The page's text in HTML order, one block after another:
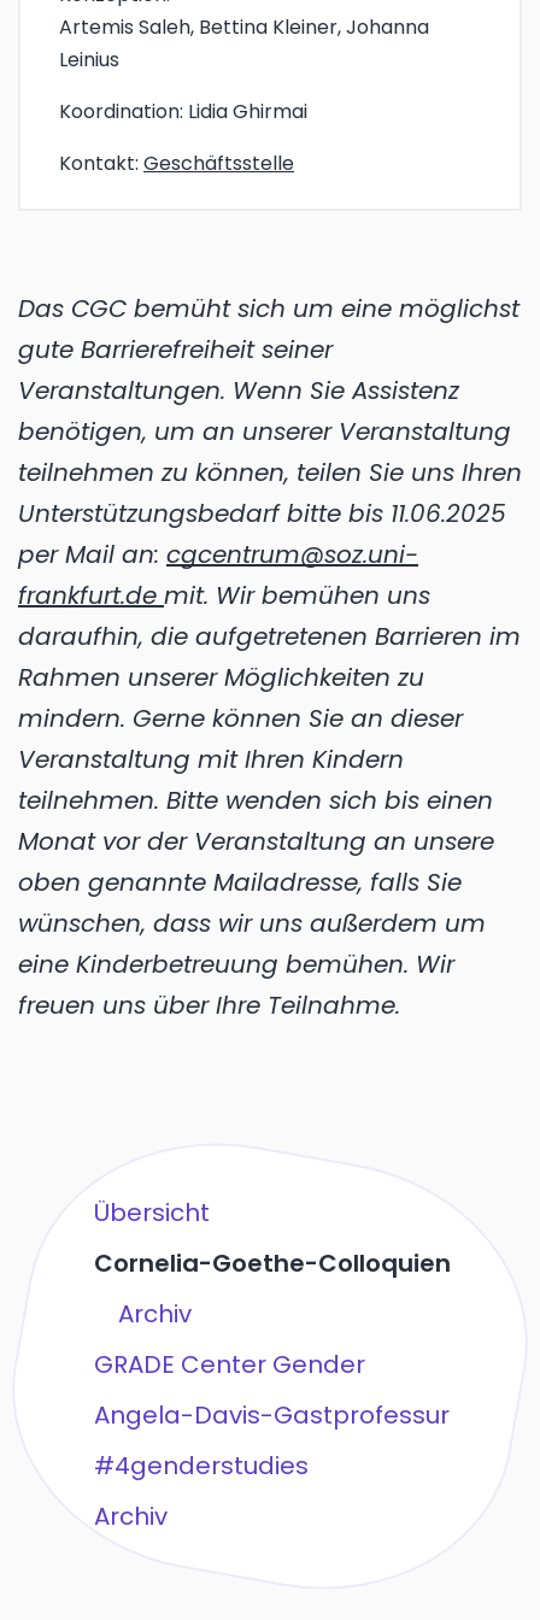
Artemis Saleh, Bettina Kleiner, Johanna
Leinius
Koordination: Lidia Ghirmai
Kontakt: Geschäftsstelle
Das CGC bemüht sich um eine möglichst
gute Barrierefreiheit seiner
Veranstaltungen. Wenn Sie Assistenz
benötigen, um an unserer Veranstaltung
teilnehmen zu können, teilen Sie uns Ihren
Unterstützungsbedarf bitte bis 11.06.2025
per Mail an: cgcentrum@soz.uni-
frankfurt.de mit. Wir bemühen uns
daraufhin, die aufgetretenen Barrieren im
Rahmen unserer Möglichkeiten zu
mindern. Gerne können Sie an dieser
Veranstaltung mit Ihren Kindern
teilnehmen. Bitte wenden sich bis einen
Monat vor der Veranstaltung an unsere
oben genannte Mailadresse, falls Sie
wünschen, dass wir uns außerdem um
eine Kinderbetreuung bemühen. Wir
freuen uns über Ihre Teilnahme.
Übersicht
Cornelia-Goethe-Colloquien
Archiv
GRADE Center Gender
Angela-Davis-Gastprofessur
#4genderstudies
Archiv